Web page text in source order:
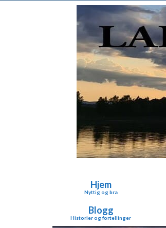
Hjem
Nyttig og bra
Blogg
Historier og fortellinger